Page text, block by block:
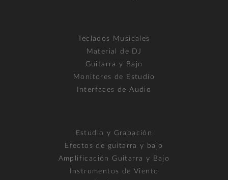
Teclados Musicales
Material de DJ
Guitarra y Bajo
Monitores de Estudio
Interfaces de Audio
Estudio y Grabación
Efectos de guitarra y bajo
Amplificación Guitarra y Bajo
Instrumentos de Viento